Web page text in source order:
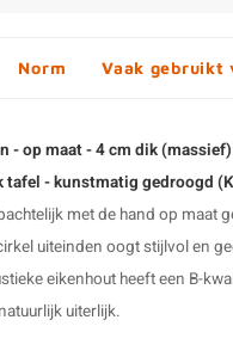
Norm Vaak gebruikt
- op maat - 4 cm dik
- kunstmatig gedroogd
met de hand op maat
uiteinden oogt stijlvol en
eikenhout heeft een B-
uiterlijk.